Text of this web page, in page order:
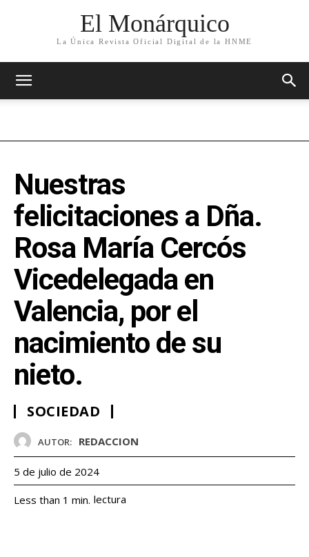
El Monárquico
La Única Revista Oficial Digital de la HNME
Nuestras
felicitaciones a Dña.
Rosa María Cercós
Vicedelegada en
Valencia, por el
nacimiento de su
nieto.
SOCIEDAD
AUTOR: REDACCION
5 de julio de 2024
Less than 1 min. lectura